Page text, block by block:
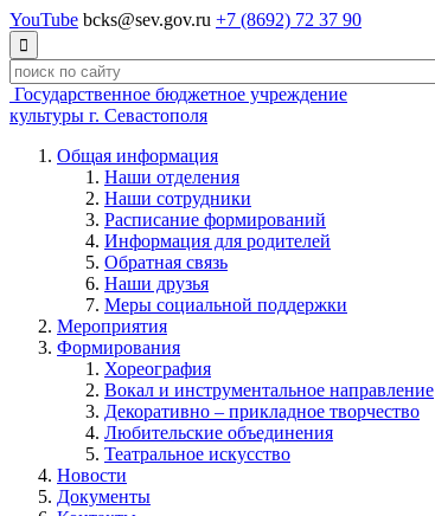
YouTube bcks@sev.gov.ru +7 (8692) 72 37 90

Государственное бюджетное учреждение
культуры г. Севастополя
Общая информация
Наши отделения
Наши сотрудники
Расписание формирований
Информация для родителей
Обратная связь
Наши друзья
Меры социальной поддержки
Мероприятия
Формирования
Хореография
Вокал и инструментальное направление
Декоративно – прикладное творчество
Любительские объединения
Театральное искусство
Новости
Документы